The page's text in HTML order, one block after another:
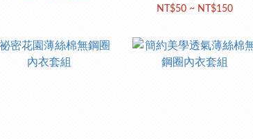
NT$50 ~ NT$150